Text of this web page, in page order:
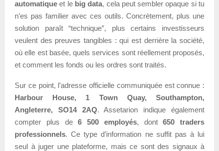
automatique et le big data, cela peut sembler opaque si tu
n’es pas familier avec ces outils. Concrètement, plus une
solution paraît “technique”, plus certains investisseurs
veulent des preuves tangibles : qui est derrière la société,
où elle est basée, quels services sont réellement proposés,
et comment les fonds ou les ordres sont traités.
Sur ce point, l’adresse officielle communiquée est connue :
Harbour House, 1 Town Quay, Southampton,
Angleterre, SO14 2AQ. Assetarion indique également
compter plus de6 500 employés, dont650 traders
professionnels. Ce type d’information ne suffit pas à lui
seul à juger une plateforme, mais ce sont des signaux à